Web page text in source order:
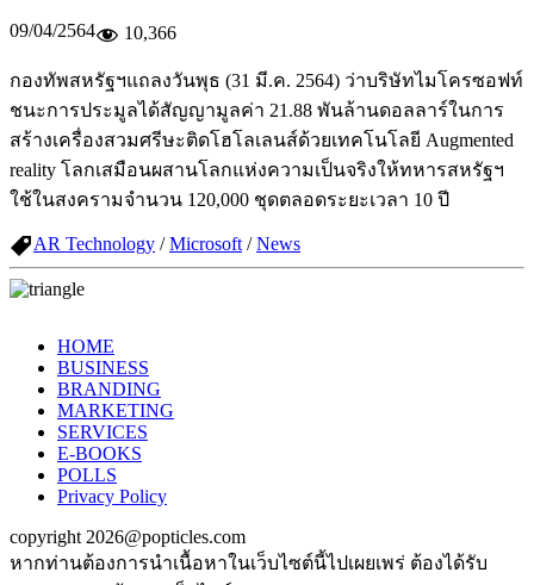
09/04/2564 10,366
กองทัพสหรัฐฯแถลงวันพุธ (31 มี.ค. 2564) ว่าบริษัทไมโครซอฟท์
ชนะการประมูลได้สัญญามูลค่า 21.88 พันล้านดอลลาร์ในการ
สร้างเครื่องสวมศรีษะติดโฮโลเลนส์ด้วยเทคโนโลยี Augmented
reality โลกเสมือนผสานโลกแห่งความเป็นจริงให้ทหารสหรัฐฯ
ใช้ในสงครามจำนวน 120,000 ชุดตลอดระยะเวลา 10 ปี
AR Technology /Microsoft /News
HOME
BUSINESS
BRANDING
MARKETING
SERVICES
E-BOOKS
POLLS
Privacy Policy
copyright 2026@popticles.com
หากท่านต้องการนำเนื้อหาในเว็บไซต์นี้ไปเผยเพร่ ต้องได้รับ